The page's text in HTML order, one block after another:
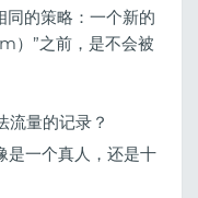
的策略：一个新的
）”之前，是不会被
流量的记录？
是一个真人，还是十